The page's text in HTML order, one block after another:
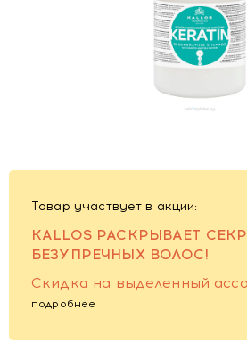
Товар участвует в акции:
KALLOS РАСКРЫВАЕТ
БЕЗУПРЕЧНЫХ ВОЛОС!
Скидка на выделенный
подробнее